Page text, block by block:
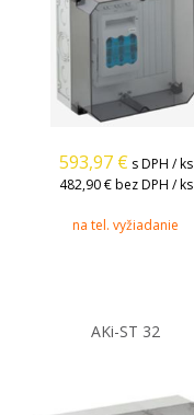
593,97 € s DPH / ks
482,90 € bez DPH / ks
na tel. vyžiadanie
AKi-ST 32